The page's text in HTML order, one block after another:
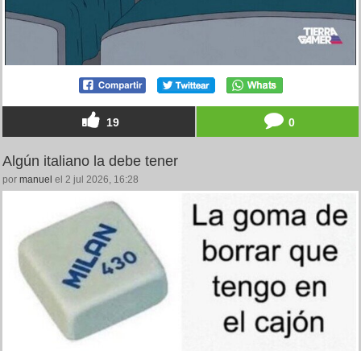
19 0
Algún italiano la debe tener
por manuel el 2 jul 2026, 16:28